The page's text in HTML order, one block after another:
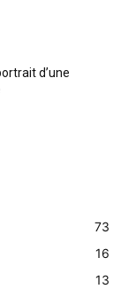
d’une
73
16
13